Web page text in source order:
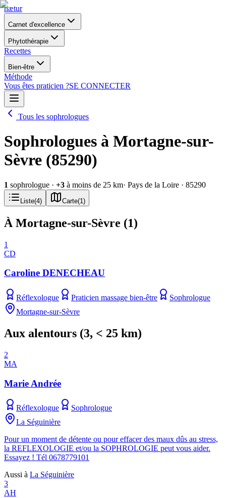
nætur
Carnet d'excellence
Phytothérapie
Recettes
Bien-être
Méthode
Vous êtes praticien ?SE CONNECTER
Tous les sophrologues
Sophrologues à Mortagne-sur-
Sèvre (85290)
1 sophrologue · +3 à moins de 25 km· Pays de la Loire · 85290
Liste(4) Carte(1 )
À Mortagne-sur-Sèvre (1)
1
CD
Caroline DENECHEAU
Réflexologue Praticien massage bien-être
Sophrologue
Mortagne-sur-Sèvre
Aux alentours (3, < 25 km)
2
MA
Marie Andrée
Réflexologue
Sophrologue
La Séguinière
Pour un moment de détente ou pour effacer des maux dûs au stress,
la REFLEXOLOGIE et/ou la SOPHROLOGIE peut vous aider.
Essayez ! Tél 0678779101
Aussi à La Séguinière
3
AH